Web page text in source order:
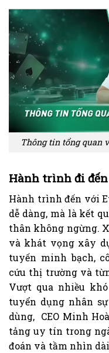
Thông tin tổng quan
Hành trình đi
Hành trình đến với
dễ dàng, mà là kết
thân không ngừng.
và khát vọng xây
tuyến minh bạch,
cứu thị trường và
Vượt qua nhiều
tuyển dụng nhân
dùng, CEO Minh
tảng uy tín trong
đoán và tầm nhìn